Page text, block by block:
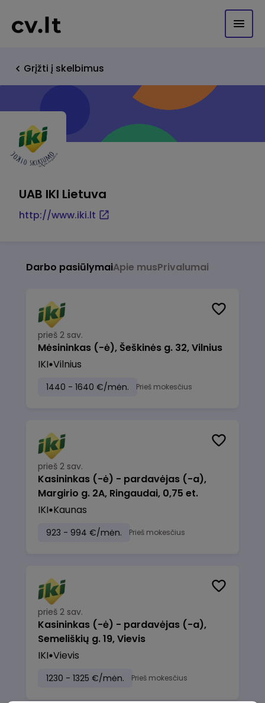
Grįžti į skelbimus
UAB IKI Lietuva
http://www.iki.lt
Darbo pasiūlymaiApie musPrivalumai
prieš 2 sav.
Mėsininkas (-ė), Šeškinės g. 32, Vilnius
IKI Vilnius
1440 - 1640 €/mėn. Prieš mokesčius
prieš 2 sav.
Kasininkas (-ė) - pardavėjas (-a),
Margirio g. 2A, Ringaudai, 0,75 et.
IKI Kaunas
923 - 994 €/mėn. Prieš mokesčius
prieš 2 sav.
Kasininkas (-ė) - pardavėjas (-a),
Semeliškių g. 19, Vievis
IKI Vievis
1230 - 1325 €/mėn. Prieš mokesčius